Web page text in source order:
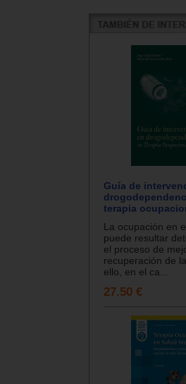
Guía de
terapia
La ocupación en
puede resultar
el proceso de
recuperación de
ello, en el ca...
27.50 €